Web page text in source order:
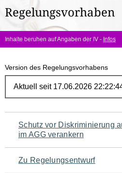
hier:
Regelungsvorhaben
Inhalte beruhen auf Angaben der IV - Infos
Version des Regelungsvorhabens
Navigation
für
den
Schutz vor Diskriminierung
im AGG verankern
Zu Regelungsentwurf